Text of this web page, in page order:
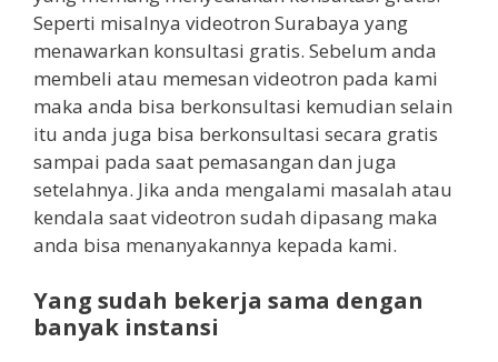
Seperti misalnya videotron Surabaya yang
menawarkan konsultasi gratis. Sebelum anda
membeli atau memesan videotron pada kami
maka anda bisa berkonsultasi kemudian selain
itu anda juga bisa berkonsultasi secara gratis
sampai pada saat pemasangan dan juga
setelahnya. Jika anda mengalami masalah atau
kendala saat videotron sudah dipasang maka
anda bisa menanyakannya kepada kami.
Yang sudah bekerja sama dengan
banyak instansi